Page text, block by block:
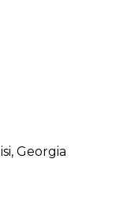
Georgia